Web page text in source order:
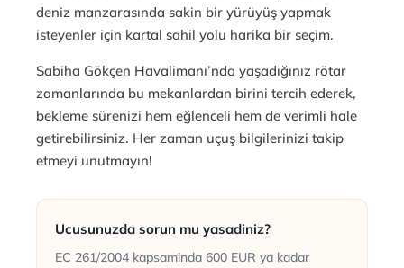
deniz manzarasında sakin bir yürüyüş yapmak
isteyenler için kartal sahil yolu harika bir seçim.
Sabiha Gökçen Havalimanı’nda yaşadığınız rötar
zamanlarında bu mekanlardan birini tercih ederek,
bekleme sürenizi hem eğlenceli hem de verimli hale
getirebilirsiniz. Her zaman uçuş bilgilerinizi takip
etmeyi unutmayın!
Ucusunuzda sorun mu yasadiniz?
EC 261/2004 kapsaminda 600 EUR ya kadar